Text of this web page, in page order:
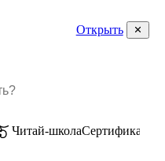
Открыть
Читай-школаСертификаты